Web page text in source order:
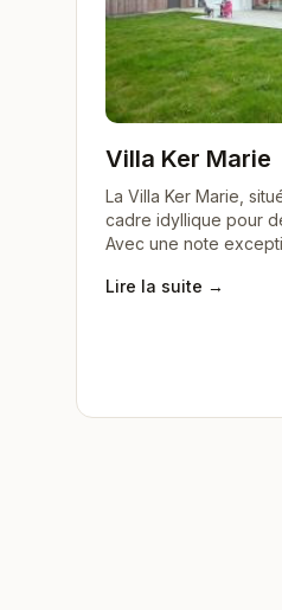
Villa Ker Marie
La Villa Ker Marie,
cadre idyllique pour
Avec une note
Lire la suite →